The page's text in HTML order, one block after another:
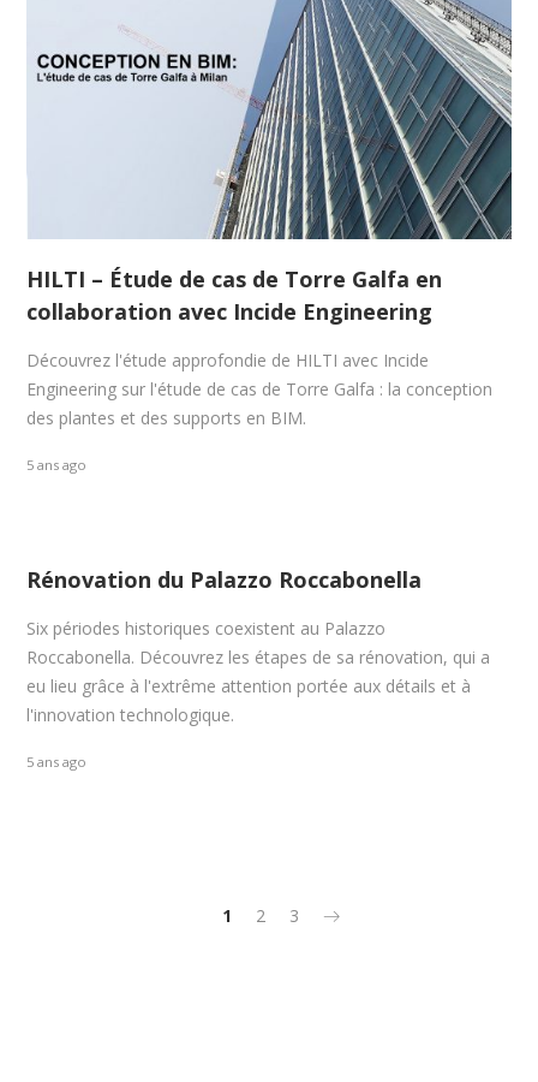
HILTI – Étude de cas de Torre Galfa en
collaboration avec Incide Engineering
Découvrez l'étude approfondie de HILTI avec Incide
Engineering sur l'étude de cas de Torre Galfa : la conception
des plantes et des supports en BIM.
5 ans ago
Rénovation du Palazzo Roccabonella
Six périodes historiques coexistent au Palazzo
Roccabonella. Découvrez les étapes de sa rénovation, qui a
eu lieu grâce à l'extrême attention portée aux détails et à
l'innovation technologique.
5 ans ago
1 2 3